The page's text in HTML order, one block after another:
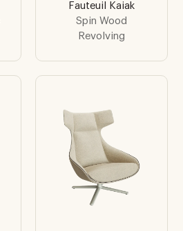
Fauteuil Kaiak
Spin Wood
Revolving